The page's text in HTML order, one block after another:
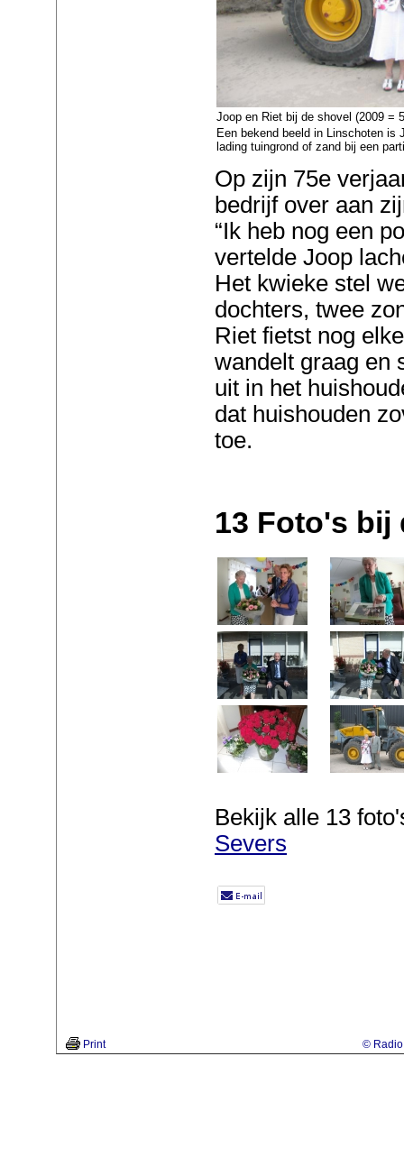
Joop en Riet bij de shovel (2009 =
Een bekend beeld in Linschoten is
lading tuingrond of zand bij een
Op zijn 75e
bedrijf over aan
“Ik heb nog een
vertelde Joop
Het kwieke stel
dochters, twee
Riet fietst nog
wandelt graag en
uit in het
dat huishouden
toe.
13 Foto's bij
Bekijk alle 13
Severs
Print © Radio